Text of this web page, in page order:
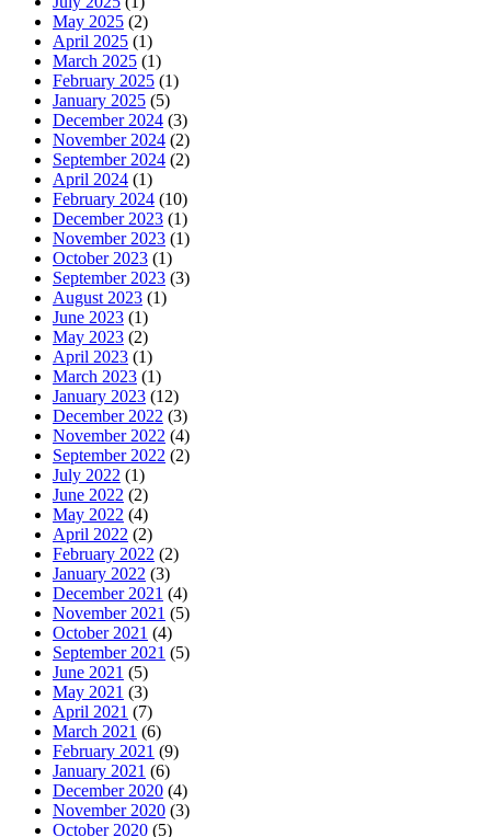
May 2025 (2)
April 2025 (1)
March 2025 (1)
February 2025 (1)
January 2025 (5)
December 2024 (3)
November 2024 (2)
September 2024 (2)
April 2024 (1)
February 2024 (10)
December 2023 (1)
November 2023 (1)
October 2023 (1)
September 2023 (3)
August 2023 (1)
June 2023 (1)
May 2023 (2)
April 2023 (1)
March 2023 (1)
January 2023 (12)
December 2022 (3)
November 2022 (4)
September 2022 (2)
July 2022 (1)
June 2022 (2)
May 2022 (4)
April 2022 (2)
February 2022 (2)
January 2022 (3)
December 2021 (4)
November 2021 (5)
October 2021 (4)
September 2021 (5)
June 2021 (5)
May 2021 (3)
April 2021 (7)
March 2021 (6)
February 2021 (9)
January 2021 (6)
December 2020 (4)
November 2020 (3)
October 2020 (5)